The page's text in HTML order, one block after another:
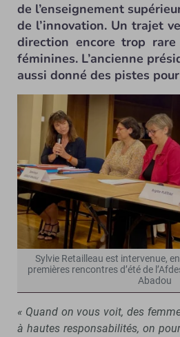
de l’enseignement
de l’innovation. Un trajet
direction encore trop
féminines. L’ancienne
aussi donné des pistes
Sylvie Retailleau est intervenue,
premières rencontres d’été de
Abadou
« Quand on vous voit, des
à hautes responsabilités, on